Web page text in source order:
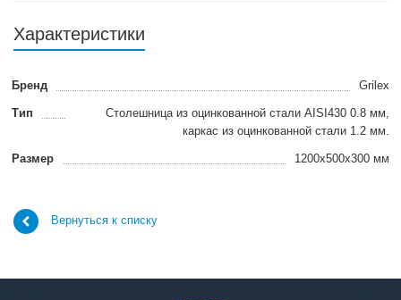
Характеристики
Бренд Grilex
Тип
Столешница из оцинкованной стали AISI430 0.8 мм,
каркас из оцинкованной стали 1.2 мм.
Размер 1200x500x300 мм
Вернуться к списку